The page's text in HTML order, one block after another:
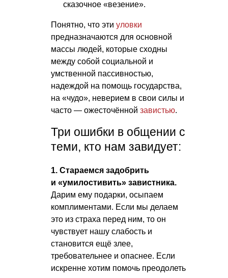
сказочное «везение».
Понятно, что эти уловки
предназначаются для основной
массы людей, которые сходны
между собой социальной и
умственной пассивностью,
надеждой на помощь государства,
на «чудо», неверием в свои силы и
часто — ожесточённой завистью.
Три ошибки в общении с
теми, кто нам завидует:
1. Стараемся задобрить
и «умилостивить» завистника.
Дарим ему подарки, осыпаем
комплиментами. Если мы делаем
это из страха перед ним, то он
чувствует нашу слабость и
становится ещё злее,
требовательнее и опаснее. Если
искренне хотим помочь преодолеть